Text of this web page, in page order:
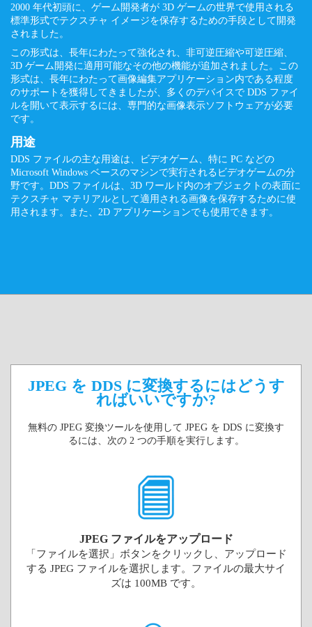
2000 年代初頭に、ゲーム開発者が 3D ゲームの世界で使用される
標準形式でテクスチャ イメージを保存するための手段として開発
されました。
この形式は、長年にわたって強化され、非可逆圧縮や可逆圧縮、
3D ゲーム開発に適用可能なその他の機能が追加されました。この
形式は、長年にわたって画像編集アプリケーション内である程度
のサポートを獲得してきましたが、多くのデバイスで DDS ファイ
ルを開いて表示するには、専門的な画像表示ソフトウェアが必要
です。
用途
DDS ファイルの主な用途は、ビデオゲーム、特に PC などの
Microsoft Windows ベースのマシンで実行されるビデオゲームの分
野です。DDS ファイルは、3D ワールド内のオブジェクトの表面に
テクスチャ マテリアルとして適用される画像を保存するために使
用されます。また、2D アプリケーションでも使用できます。
JPEG を DDS に変換するにはどうす
ればいいですか?
無料の JPEG 変換ツールを使用して JPEG を DDS に変換す
るには、次の 2 つの手順を実行します。
JPEG ファイルをアップロード
「ファイルを選択」ボタンをクリックし、アップロード
する JPEG ファイルを選択します。ファイルの最大サイ
ズは 100MB です。